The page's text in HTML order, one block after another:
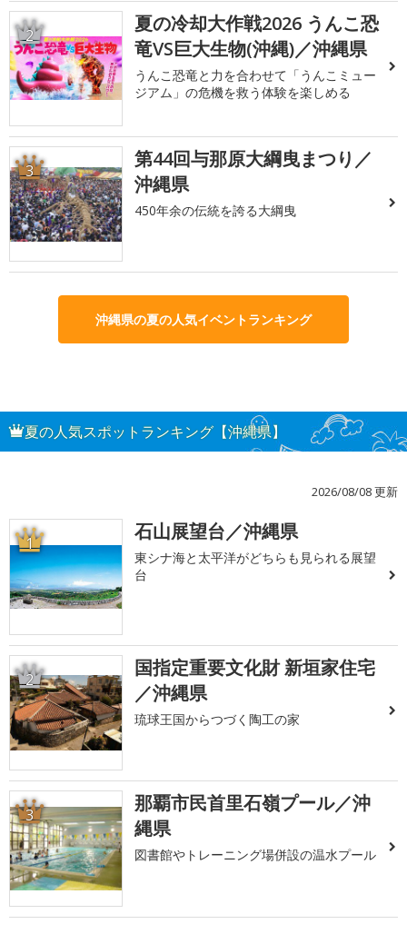
2
夏の冷却大作戦2026 うんこ恐
竜VS巨大生物(沖縄)／沖縄県
うんこ恐竜と力を合わせて「うんこミュー
ジアム」の危機を救う体験を楽しめる
3
第44回与那原大綱曳まつり／
沖縄県
450年余の伝統を誇る大綱曳
沖縄県の夏の人気イベントランキング
夏の人気スポットランキング【沖縄県】
2026/08/08 更新
1 石山展望台／沖縄県
東シナ海と太平洋がどちらも見られる展望
台
2
国指定重要文化財 新垣家住宅
／沖縄県
琉球王国からつづく陶工の家
3
那覇市民首里石嶺プール／沖
縄県
図書館やトレーニング場併設の温水プール